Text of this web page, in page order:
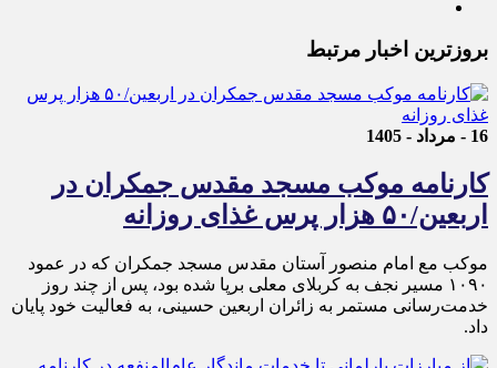
بروزترین اخبار مرتبط
16 - مرداد - 1405
کارنامه موکب مسجد مقدس جمکران در
اربعین/۵۰ هزار پرس غذای روزانه
موکب مع امام منصور آستان مقدس مسجد جمکران که در عمود
۱۰۹۰ مسیر نجف به کربلای معلی برپا شده بود، پس از چند روز
خدمت‌رسانی مستمر به زائران اربعین حسینی، به فعالیت خود پایان
داد.